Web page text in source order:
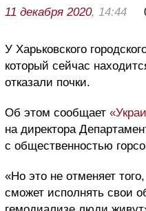
11 декабря 2020, 14:44
У Харьковского
который сейчас
отказали почки.
Об этом сообщает
на директора
с общественностью
«Но это не отменяет
сможет исполнять свои